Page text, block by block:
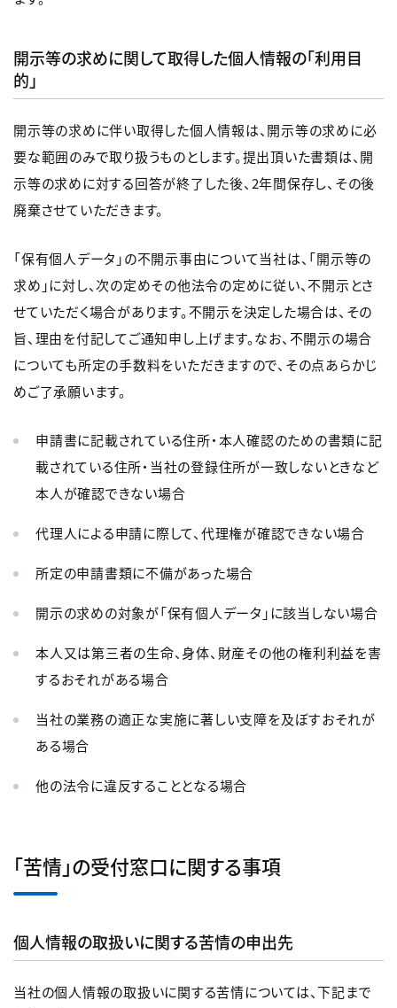
開示等の求めに関して取得した個人情報の「利用目
的」
開示等の求めに伴い取得した個人情報は、開示等の求めに必
要な範囲のみで取り扱うものとします。提出頂いた書類は、開
示等の求めに対する回答が終了した後、2年間保存し、その後
廃棄させていただきます。
「保有個人データ」の不開示事由について当社は、「開示等の
求め」に対し、次の定めその他法令の定めに従い、不開示とさ
せていただく場合があります。不開示を決定した場合は、その
旨、理由を付記してご通知申し上げます。なお、不開示の場合
についても所定の手数料をいただきますので、その点あらかじ
めご了承願います。
申請書に記載されている住所・本人確認のための書類に記
載されている住所・当社の登録住所が一致しないときなど
本人が確認できない場合
代理人による申請に際して、代理権が確認できない場合
所定の申請書類に不備があった場合
開示の求めの対象が「保有個人データ」に該当しない場合
本人又は第三者の生命、身体、財産その他の権利利益を害
するおそれがある場合
当社の業務の適正な実施に著しい支障を及ぼすおそれが
ある場合
他の法令に違反することとなる場合
「苦情」の受付窓口に関する事項
個人情報の取扱いに関する苦情の申出先
当社の個人情報の取扱いに関する苦情については、下記まで